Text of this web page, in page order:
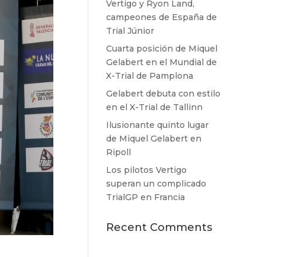
Vertigo y Ryon Land,
campeones de España de
Trial Júnior
Cuarta posición de Miquel
Gelabert en el Mundial de
X-Trial de Pamplona
Gelabert debuta con estilo
en el X-Trial de Tallinn
Ilusionante quinto lugar
de Miquel Gelabert en
Ripoll
Los pilotos Vertigo
superan un complicado
TrialGP en Francia
Recent Comments